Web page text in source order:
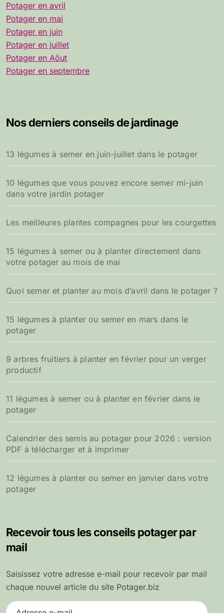
Potager en avril
Potager en mai
Potager en juin
Potager en juillet
Potager en Aôut
Potager en septembre
Nos derniers conseils de jardinage
13 légumes à semer en juin-juillet dans le potager
10 légumes que vous pouvez encore semer mi-juin
dans votre jardin potager
Les meilleures plantes compagnes pour les courgettes
15 légumes à semer ou à planter directement dans
votre potager au mois de mai
Quoi semer et planter au mois d’avril dans le potager ?
15 légumes à planter ou semer en mars dans le
potager
9 arbres fruitiers à planter en février pour un verger
productif
11 légumes à semer ou à planter en février dans le
potager
Calendrier des semis au potager pour 2026 : version
PDF à télécharger et à imprimer
12 légumes à planter ou semer en janvier dans votre
potager
Recevoir tous les conseils potager par
mail
Saisissez votre adresse e-mail pour recevoir par mail
chaque nouvel article du site Potager.biz
A